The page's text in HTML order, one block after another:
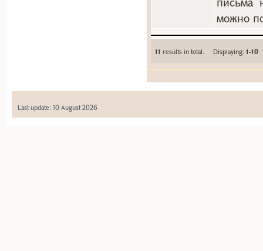
можно
11 results in total. Displaying:1-10
Last update: 10 August 2026